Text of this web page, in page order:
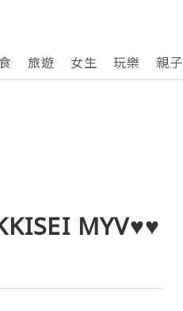
旅遊 女生 玩樂 親子
MYV♥♥